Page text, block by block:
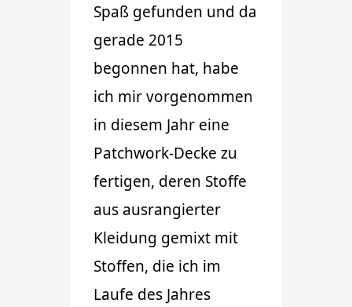
Spaß gefunden und da
gerade 2015
begonnen hat, habe
ich mir vorgenommen
in diesem Jahr eine
Patchwork-Decke zu
fertigen, deren Stoffe
aus ausrangierter
Kleidung gemixt mit
Stoffen, die ich im
Laufe des Jahres